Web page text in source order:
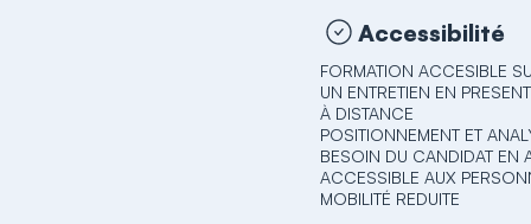
Accessibilité
FORMATION ACCESIBLE
UN ENTRETIEN EN
À DISTANCE
POSITIONNEMENT ET
BESOIN DU CANDIDAT EN
ACCESSIBLE AUX
MOBILITÉ REDUITE